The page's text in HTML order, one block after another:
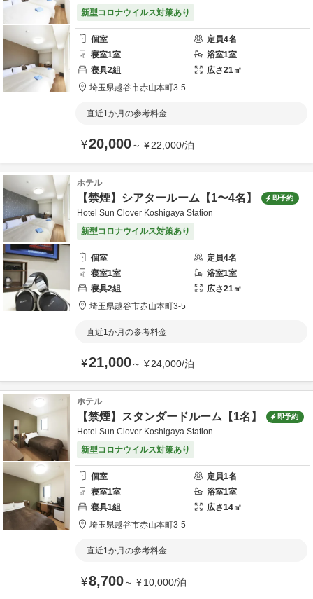
新型コロナウイルス対策あり
個室 定員4名
寝室1室 浴室1室
寝具2組 広さ21㎡
埼玉県越谷市赤山本町3-5
直近1か月の参考料金
¥20,000～ ¥22,000/泊
ホテル
【禁煙】シアタールーム【1〜4名】 即予約
Hotel Sun Clover Koshigaya Station
新型コロナウイルス対策あり
個室 定員4名
寝室1室 浴室1室
寝具2組 広さ21㎡
埼玉県越谷市赤山本町3-5
直近1か月の参考料金
¥21,000～ ¥24,000/泊
ホテル
【禁煙】スタンダードルーム【1名】 即予約
Hotel Sun Clover Koshigaya Station
新型コロナウイルス対策あり
個室 定員1名
寝室1室 浴室1室
寝具1組 広さ14㎡
埼玉県越谷市赤山本町3-5
直近1か月の参考料金
¥8,700～ ¥10,000/泊